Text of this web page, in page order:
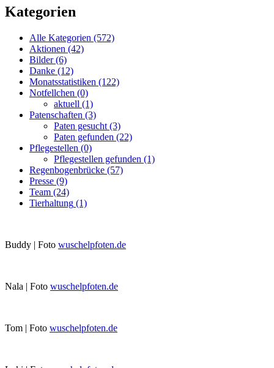
Kategorien
Alle Kategorien (572)
Aktionen (42)
Bilder (6)
Danke (12)
Monatsstatistiken (122)
Notfellchen (0)
aktuell (1)
Patenschaften (3)
Paten gesucht (3)
Paten gefunden (22)
Pflegestellen (0)
Pflegestellen gefunden (1)
Regenbogenbrücke (57)
Presse (9)
Team (24)
Tierhaltung (1)
Buddy | Foto wuschelpfoten.de
Nala | Foto wuschelpfoten.de
Tom | Foto wuschelpfoten.de